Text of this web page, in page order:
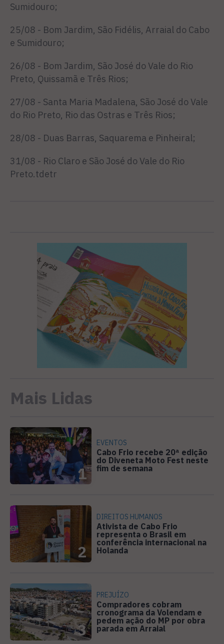
Sumidouro;
25/08 - Bom Jardim, São Fidélis, Arraial do Cabo
e Sumidouro;
26/08 - Bom Jardim, São José do Vale do Rio
Preto, Quissamã e Três Rios;
27/08 - Santa Maria Madalena, São José do Vale
do Rio Preto, Rio das Ostras e Três Rios;
28/08 - Duas Barras, Saquarema e Pinheiral;
31/08 - Rio Claro e São José do Vale do Rio
Preto.tdetr
Mais Lidas
1
EVENTOS
Cabo Frio recebe 20ª edição
do Diveneta Moto Fest neste
fim de semana
2
DIREITOS HUMANOS
Ativista de Cabo Frio
representa o Brasil em
conferência internacional na
Holanda
3
PREJUÍZO
Compradores cobram
cronograma da Volendam e
pedem ação do MP por obra
parada em Arraial